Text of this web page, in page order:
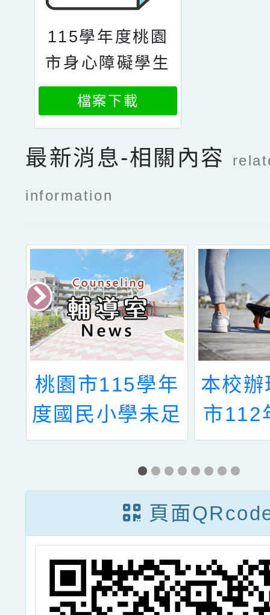
115學年度桃園
市身心障礙學生
鑑定中心專業工
作人員遴選簡章
檔案下載
最新消息-相關內容
information
本校辦理「桃園
市112年度友善
校園學生事務與
輔導工作計畫-
(生命教育補助
項目)-親師成長
團體」一案，敬
請鼓勵所屬教
桃園
園國
學年
後照
頁面